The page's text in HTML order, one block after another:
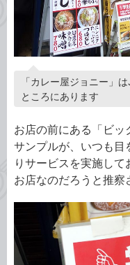
「カレー屋ジョニー」
ところにあります
お店の前にある「ビ
サンプルが、いつも目
りサービスを実施し
お店なのだろうと推察